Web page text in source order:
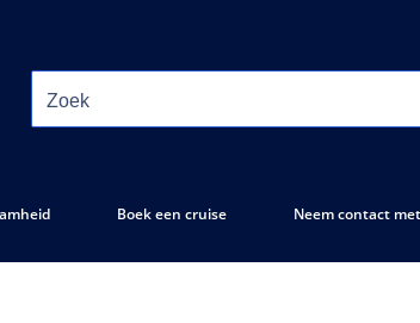
Boek een cruise Neem contact